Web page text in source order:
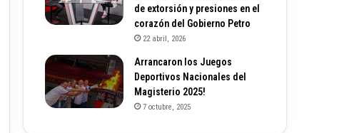
de extorsión y presiones en el
corazón del Gobierno Petro
22 abril, 2026
Arrancaron los Juegos
Deportivos Nacionales del
Magisterio 2025!
7 octubre, 2025